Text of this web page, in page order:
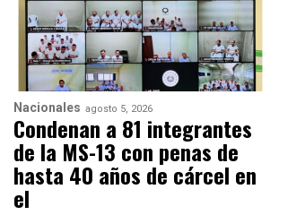
Nacionales agosto 5, 2026
Condenan a 81 integrantes
de la MS-13 con penas de
hasta 40 años de cárcel en
el